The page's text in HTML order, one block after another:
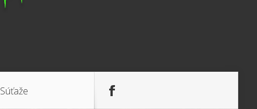
Súťaže